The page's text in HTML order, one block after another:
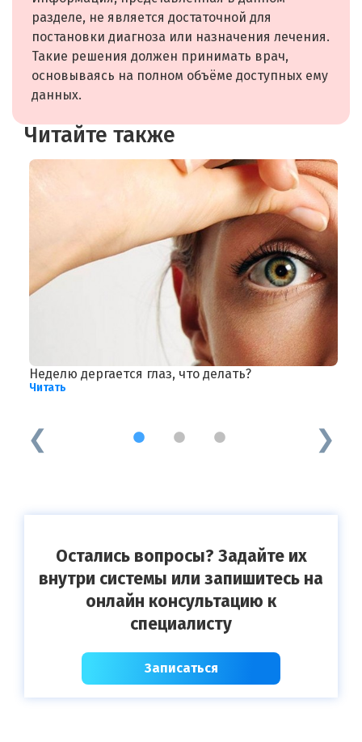
разделе, не является достаточной для
постановки диагноза или назначения лечения.
Такие решения должен принимать врач,
основываясь на полном объёме доступных ему
данных.
Читайте также
Неделю дергается глаз, что делать?
Читать
1 2 3
Остались вопросы? Задайте их
внутри системы или запишитесь на
онлайн консультацию к
специалисту
Записаться